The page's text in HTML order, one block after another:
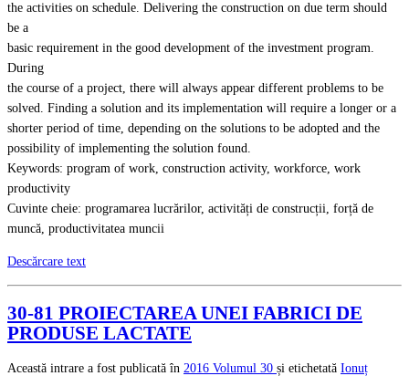
the activities on schedule. Delivering the construction on due term should
be a
basic requirement in the good development of the investment program.
During
the course of a project, there will always appear different problems to be
solved. Finding a solution and its implementation will require a longer or a
shorter period of time, depending on the solutions to be adopted and the
possibility of implementing the solution found.
Keywords: program of work, construction activity, workforce, work
productivity
Cuvinte cheie: programarea lucrărilor, activități de construcții, forță de
muncă, productivitatea muncii
Descărcare text
30-81 PROIECTAREA UNEI FABRICI DE
PRODUSE LACTATE
Această intrare a fost publicată în 2016 Volumul 30 și etichetată Ionuț